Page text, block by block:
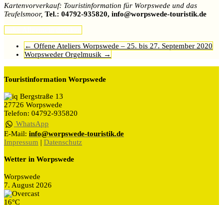
Kartenvorverkauf: Touristinformation für Worpswede und das
Teufelsmoor, Tel.: 04792-935820, info@worpswede-touristik.de
← Offene Ateliers Worpswede – 25. bis 27. September 2020
Worpsweder Orgelmusik →
Touristinformation Worpswede
Bergstraße 13
27726 Worpswede
Telefon: 04792-935820
WhatsApp
E-Mail: info@worpswede-touristik.de
Impressum | Datenschutz
Wetter in Worpswede
Worpswede
7. August 2026
16°C